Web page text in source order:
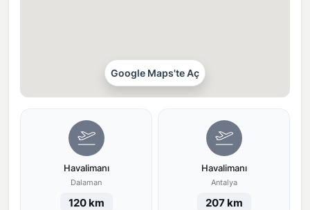
Google Maps'te Aç
Havalimanı
Dalaman
120 km
Havalimanı
Antalya
207 km